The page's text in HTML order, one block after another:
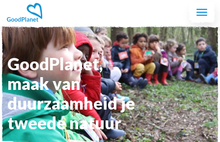
Spring naar de inhoud
GoodPlanet,
maak van
duurzaamheid je
tweede natuur